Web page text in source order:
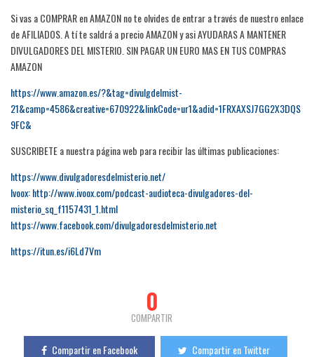
Si vas a COMPRAR en AMAZON no te olvides de entrar a través de nuestro enlace
de AFILIADOS. A tí te saldrá a precio AMAZON y asi AYUDARAS A MANTENER
DIVULGADORES DEL MISTERIO. SIN PAGAR UN EURO MAS EN TUS COMPRAS
AMAZON
https://www.amazon.es/?&tag=divulgdelmist-
21&camp=4586&creative=670922&linkCode=ur1&adid=1FRXAXSJ7GG2X3DQS
9FC&
SUSCRIBETE a nuestra página web para recibir las últimas publicaciones:
https://www.divulgadoresdelmisterio.net/
Ivoox: http://www.ivoox.com/podcast-audioteca-divulgadores-del-
misterio_sq_f1157431_1.html
https://www.facebook.com/divulgadoresdelmisterio.net
https://itun.es/i6Ld7Vm
0
COMPARTIR
Compartir en Facebook Compartir en Twitter